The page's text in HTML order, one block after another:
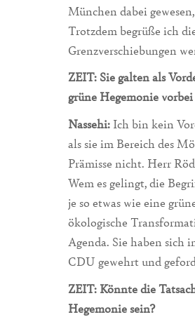
München dabei
Trotzdem begrüße ich
Grenzverschiebungen
ZEIT: Sie galten als
grüne Hegemonie
Nassehi: Ich bin kein
als sie im Bereich des
Prämisse nicht. Herr
Wem es gelingt, die
je so etwas wie eine
ökologische
Agenda. Sie haben sich
CDU gewehrt und
ZEIT: Könnte die
Hegemonie sein?